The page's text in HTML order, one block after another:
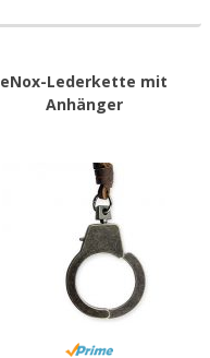
eNox-Lederkette mit
Anhänger